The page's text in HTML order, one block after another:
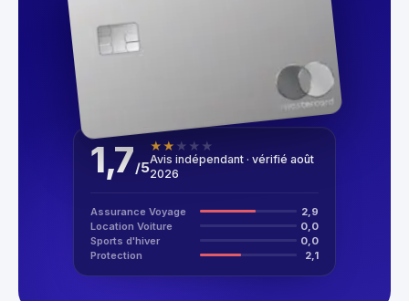
1,7/5
★★ ★ ★ ★
Avis indépendant · vérifié août
2026
Assurance Voyage
2,9
Location Voiture
0,0
Sports d'hiver
0,0
Protection
2,1